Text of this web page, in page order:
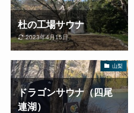
杜の工場サウナ
2023年4月15日
山梨
ドラゴンサウナ（四尾
連湖）